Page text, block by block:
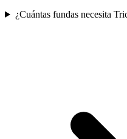
¿Cuántas fundas necesita